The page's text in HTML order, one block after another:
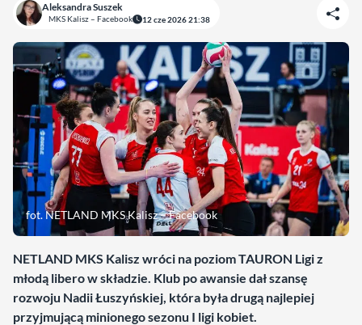
Aleksandra Suszek
MKS Kalisz – Facebook 12 cze 2026 21:38
fot. NETLAND MKS Kalisz – Facebook
NETLAND MKS Kalisz wróci na poziom TAURON Ligi z
młodą libero w składzie. Klub po awansie dał szansę
rozwoju Nadii Łuszyńskiej, która była drugą najlepiej
przyjmującą minionego sezonu I ligi kobiet.